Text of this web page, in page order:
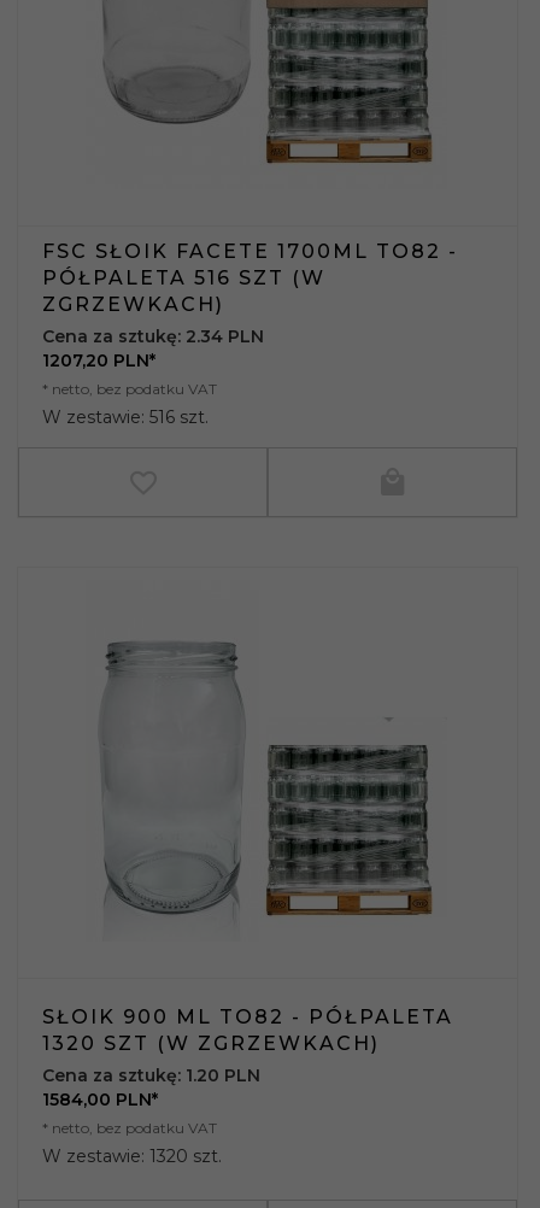
FSC SŁOIK FACETE 1700ML TO82 -
PÓŁPALETA 516 SZT (W
ZGRZEWKACH)
1207,20 PLN*
* netto, bez podatku VAT
W zestawie: 516 szt.
Cena za sztukę: 2.34 PLN
SŁOIK 900 ML TO82 - PÓŁPALETA
1320 SZT (W ZGRZEWKACH)
1584,00 PLN*
* netto, bez podatku VAT
W zestawie: 1320 szt.
Cena za sztukę: 1.20 PLN